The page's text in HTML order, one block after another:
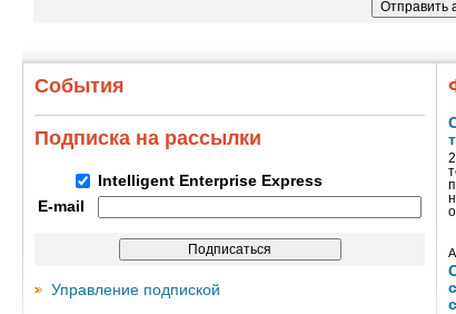
События
Подписка на рассылки
Intelligent Enterprise Express
E-mail
Управление подпиской